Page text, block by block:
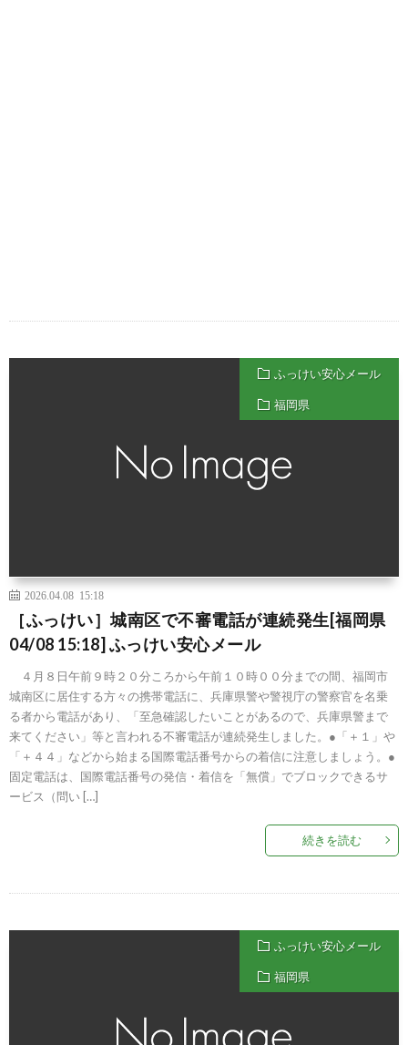
ふっけい安心メール
福岡県
2026.04.08 15:18
［ふっけい］城南区で不審電話が連続発生[福岡県
04/08 15:18] ふっけい安心メール
４月８日午前９時２０分ころから午前１０時００分までの間、福岡市
城南区に居住する方々の携帯電話に、兵庫県警や警視庁の警察官を名乗
る者から電話があり、「至急確認したいことがあるので、兵庫県警まで
来てください」等と言われる不審電話が連続発生しました。●「＋１」や
「＋４４」などから始まる国際電話番号からの着信に注意しましょう。●
固定電話は、国際電話番号の発信・着信を「無償」でブロックできるサ
ービス（問い […]
続きを読む
ふっけい安心メール
福岡県